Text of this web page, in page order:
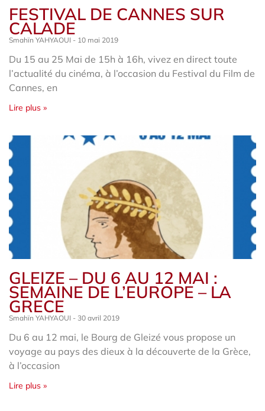
FESTIVAL DE CANNES SUR
CALADE
Smahïn YAHYAOUI 10 mai 2019
Du 15 au 25 Mai de 15h à 16h, vivez en direct toute
l’actualité du cinéma, à l’occasion du Festival du Film de
Cannes, en
Lire plus »
GLEIZE – DU 6 AU 12 MAI :
SEMAINE DE L’EUROPE – LA
GRECE
Smahïn YAHYAOUI 30 avril 2019
Du 6 au 12 mai, le Bourg de Gleizé vous propose un
voyage au pays des dieux à la découverte de la Grèce,
à l’occasion
Lire plus »